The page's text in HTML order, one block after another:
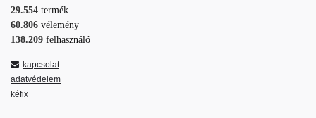
29.554 termék
60.806 vélemény
138.209 felhasználó
kapcsolat
adatvédelem
kéfix